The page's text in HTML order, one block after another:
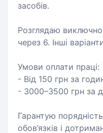
засобів.
Розглядаю виключно
через 6. Інші
Умови оплати праці:
- Від 150 грн за
- 3000–3500 грн за
Гарантую
обов’язків і